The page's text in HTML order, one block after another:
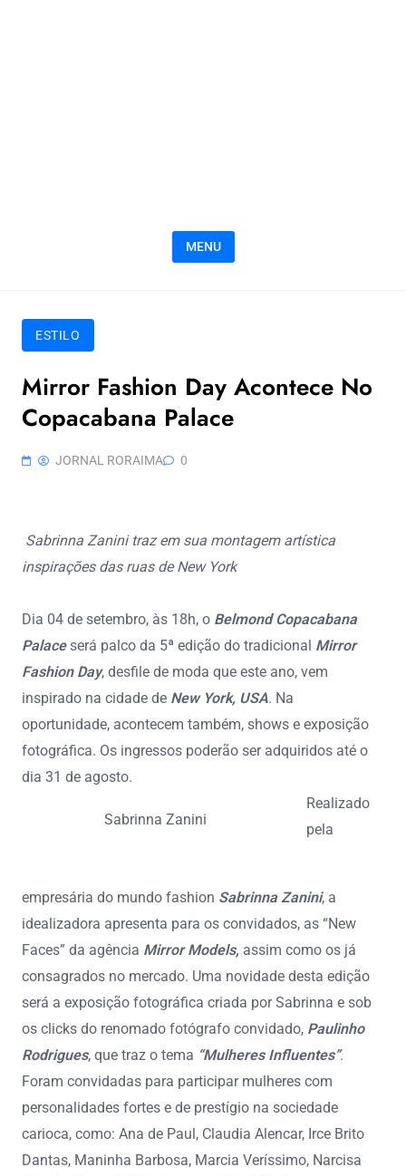
MENU
ESTILO
Mirror Fashion Day Acontece No
Copacabana Palace
JORNAL RORAIMA 0
Sabrinna Zanini traz em sua montagem artística
inspirações das ruas de New York
Dia 04 de setembro, às 18h, o Belmond Copacabana
Palace será palco da 5ª edição do tradicional Mirror
Fashion Day, desfile de moda que este ano, vem
inspirado na cidade de New York, USA. Na
oportunidade, acontecem também, shows e exposição
fotográfica. Os ingressos poderão ser adquiridos até o
dia 31 de agosto.
Sabrinna Zanini
Realizado
pela
empresária do mundo fashion Sabrinna Zanini, a
idealizadora apresenta para os convidados, as “New
Faces” da agência Mirror Models, assim como os já
consagrados no mercado. Uma novidade desta edição
será a exposição fotográfica criada por Sabrinna e sob
os clicks do renomado fotógrafo convidado, Paulinho
Rodrigues, que traz o tema “Mulheres Influentes”.
Foram convidadas para participar mulheres com
personalidades fortes e de prestígio na sociedade
carioca, como: Ana de Paul, Claudia Alencar, Irce Brito
Dantas, Maninha Barbosa, Marcia Veríssimo, Narcisa